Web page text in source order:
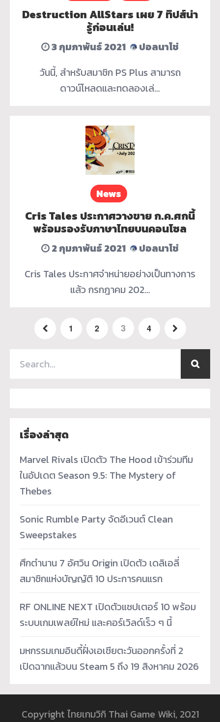
Destruction AllStars เผย 7 ทิปส์น่า
รู้ก่อนเล่น!
3 กุมภาพันธ์ 2021
ปอลนาโช่
วันนี้, สำหรับสมาชิก PS Plus สามารถ
ดาวน์โหลดและทดลองเล่…
News
Cris Tales ประกาศวางขาย ก.ค.ศกนี้
พร้อมรองรับภาษาไทยบนคอนโซล
2 กุมภาพันธ์ 2021
ปอลนาโช่
Cris Tales ประกาศจำหน่ายอย่างเป็นทางการ
แล้ว กรกฎาคม 202…
1 2 3 4
เรื่องล่าสุด
Marvel Rivals เปิดตัว The Hood เข้าร่วมทีม
ในอัปเดต Season 9.5: The Mystery of
Thebes
Sonic Rumble Party จัดอีเวนต์ Clean
Sweepstakes
ศึกตำนาน 7 อัศวิน Origin เปิดตัว เดลิเอลี่
สมาชิกแห่งบัญญัติ 10 ประการคนแรก
RF ONLINE NEXT เปิดตัวแชปเตอร์ 10 พร้อม
ระบบเกมเพลย์ใหม่ และคอร์เวิลด์เร็ว ๆ นี้
มหกรรมเกมอินดี้ฝั่งเอเชียตะวันออกครั้งที่ 2
เปิดฉากแล้วบน Steam 5 ถึง 19 สิงหาคม 2026
Copyright ไทยเกมวิกิ Thai Game Wiki, 2021